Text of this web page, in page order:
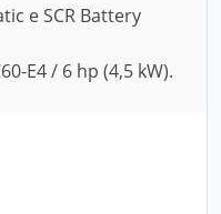
e SCR Battery
E4 / 6 hp (4,5 kW).